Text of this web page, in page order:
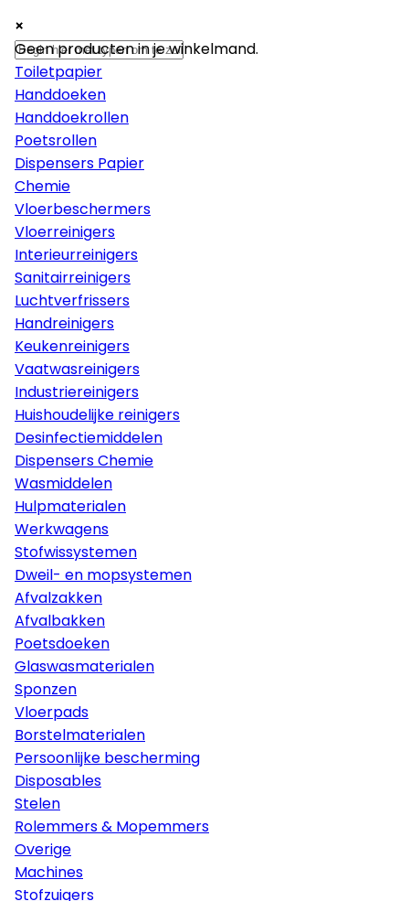
×
Papier
Toiletpapier
Handdoeken
Handdoekrollen
Poetsrollen
Dispensers Papier
Chemie
Vloerbeschermers
Vloerreinigers
Interieurreinigers
Sanitairreinigers
Luchtverfrissers
Handreinigers
Keukenreinigers
Vaatwasreinigers
Industriereinigers
Huishoudelijke reinigers
Desinfectiemiddelen
Dispensers Chemie
Wasmiddelen
Hulpmaterialen
Werkwagens
Stofwissystemen
Dweil- en mopsystemen
Afvalzakken
Afvalbakken
Poetsdoeken
Glaswasmaterialen
Sponzen
Vloerpads
Borstelmaterialen
Persoonlijke bescherming
Disposables
Stelen
Rolemmers & Mopemmers
Overige
Machines
Stofzuigers
×
×
Geen producten in je winkelmand.